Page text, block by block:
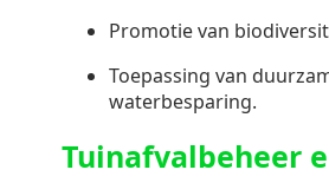
Promotie van
Toepassing van
waterbesparing.
Tuinafvalbeheer